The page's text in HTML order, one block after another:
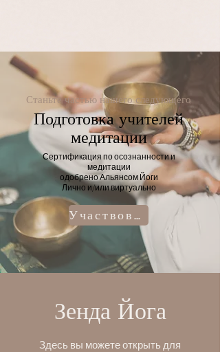
Станьте частью нашего следующего
Подготовка учителей
медитации
Сертификация по осознанности и
медитации
одобрено Альянсом Йоги
Лично и/или виртуально
Участвовать
Зенда Йога
Здесь вы можете открыть для